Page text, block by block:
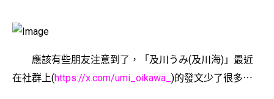
應該有些朋友注意到了，「及川うみ(及川海)」最近
在社群上(https://x.com/umi_oikawa_ )的發文少了很多⋯